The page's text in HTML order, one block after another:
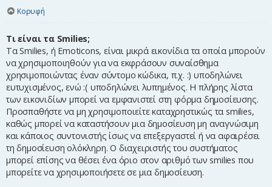
Κορυφή
Τι είναι τα Smilies;
Τα Smilies, ή Emoticons, είναι μικρά εικονίδια τα οποία μπορούν
να χρησιμοποιηθούν για να εκφράσουν συναίσθημα
χρησιμοποιώντας έναν σύντομο κώδικα, π.χ. :) υποδηλώνει
ευτυχισμένος, ενώ :( υποδηλώνει λυπημένος. Η πλήρης λίστα
των εικονιδίων μπορεί να εμφανιστεί στη φόρμα δημοσίευσης.
Προσπαθήστε να μη χρησιμοποιείτε καταχρηστικώς τα smilies,
καθώς μπορεί να καταστήσουν μια δημοσίευση μη αναγνώσιμη
και κάποιος συντονιστής ίσως να επεξεργαστεί ή να αφαιρέσει
τη δημοσίευση ολόκληρη. Ο διαχειριστής του συστήματος
μπορεί επίσης να θέσει ένα όριο στον αριθμό των smilies που
μπορείτε να χρησιμοποιήσετε σε μια δημοσίευση.